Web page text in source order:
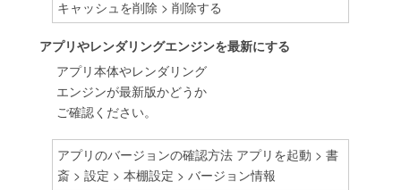
キャッシュを削除 > 削除する
アプリやレンダリングエンジンを最新にする
アプリ本体やレンダリング
エンジンが最新版かどうか
ご確認ください。
アプリのバージョンの確認方法 アプリを起動 > 書
斎 > 設定 > 本棚設定 > バージョン情報